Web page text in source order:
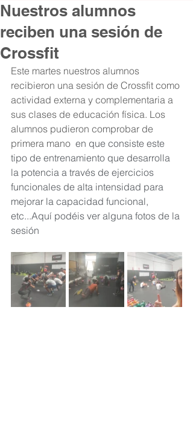
Nuestros alumnos
reciben una sesión de
Crossfit
Este martes nuestros alumnos
recibieron una sesión de Crossfit como
actividad externa y complementaria a
sus clases de educación física. Los
alumnos pudieron comprobar de
primera mano en que consiste este
tipo de entrenamiento que desarrolla
la potencia a través de ejercicios
funcionales de alta intensidad para
mejorar la capacidad funcional,
etc...Aquí podéis ver alguna fotos de la
sesión